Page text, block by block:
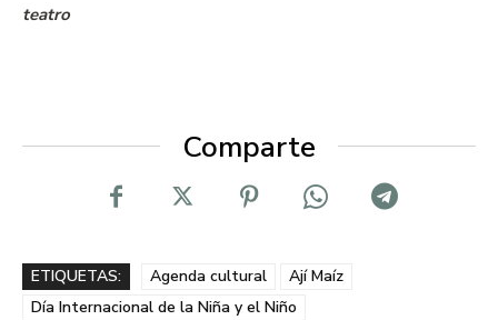
teatro
Comparte
ETIQUETAS: Agenda cultural
Ají Maíz
Día Internacional de la Niña y el Niño